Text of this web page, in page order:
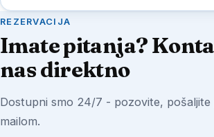
REZERVACIJA
Imate pitanja?
nas direktno
Dostupni smo 24/7 - pozovite,
mailom.